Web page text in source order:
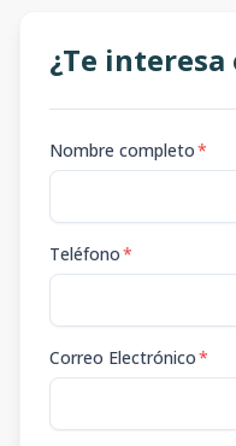
¿Te
Nombre completo*
Teléfono*
Correo Electrónico*